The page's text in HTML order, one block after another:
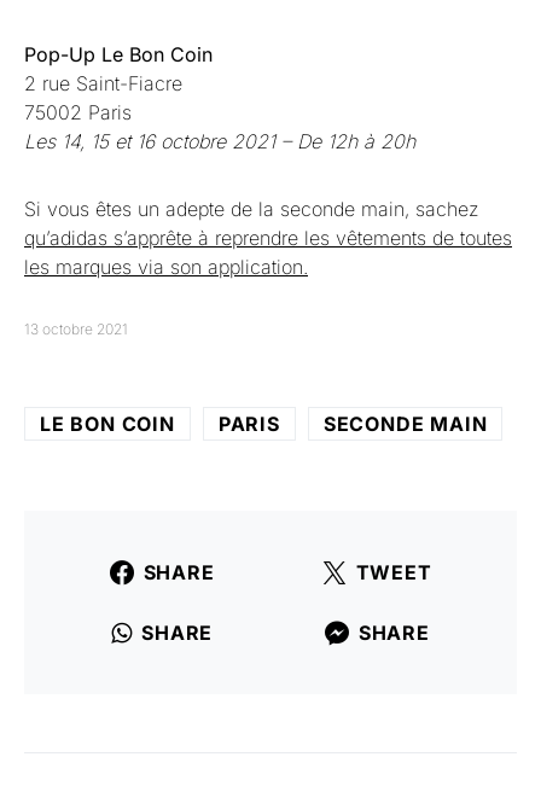
Pop-Up Le Bon Coin
2 rue Saint-Fiacre
75002 Paris
Les 14, 15 et 16 octobre 2021 – De 12h à 20h
Si vous êtes un adepte de la seconde main, sachez
qu’adidas s’apprête à reprendre les vêtements de toutes
les marques via son application.
13 octobre 2021
LE BON COIN PARIS SECONDE MAIN
SHARE TWEET
SHARE SHARE